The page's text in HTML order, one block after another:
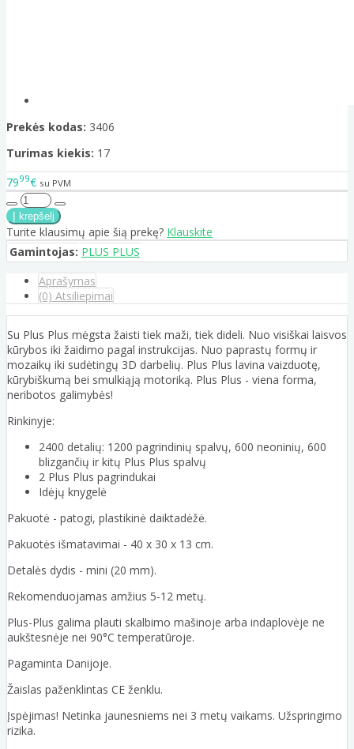
Prekės kodas: 3406
Turimas kiekis: 17
7999€ su PVM
Turite klausimų apie šią prekę? Klauskite
Gamintojas: PLUS PLUS
Aprašymas
(0) Atsiliepimai
Su Plus Plus mėgsta žaisti tiek maži, tiek dideli. Nuo visiškai laisvos
kūrybos iki žaidimo pagal instrukcijas. Nuo paprastų formų ir
mozaikų iki sudėtingų 3D darbelių. Plus Plus lavina vaizduotę,
kūrybiškumą bei smulkiąją motoriką. Plus Plus - viena forma,
neribotos galimybės!
Rinkinyje:
2400 detalių: 1200 pagrindinių spalvų, 600 neoninių, 600
blizgančių ir kitų Plus Plus spalvų
2 Plus Plus pagrindukai
Idėjų knygelė
Pakuotė - patogi, plastikinė daiktadėžė.
Pakuotės išmatavimai - 40 x 30 x 13 cm.
Detalės dydis - mini (20 mm).
Rekomenduojamas amžius 5-12 metų.
Plus-Plus galima plauti skalbimo mašinoje arba indaplovėje ne
aukštesnėje nei 90°C temperatūroje.
Pagaminta Danijoje.
Žaislas paženklintas CE ženklu.
Įspėjimas! Netinka jaunesniems nei 3 metų vaikams. Užspringimo
rizika.